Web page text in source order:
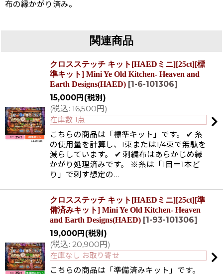
布の縁かがり済み。
関連商品
クロスステッチ キット[HAEDミニ][25ct][標
準キット] Mini Ye Old Kitchen- Heaven and
Earth Designs(HAED) [1-6-101306]
15,000円(税別)
(税込: 16,500円)
在庫数 1点
こちらの商品は「標準キット」です。 ✔ 糸
の使用量を計算し、1束または1/4束で無駄を
減らしています。 ✔ 刺繍布はあらかじめ縁
かがり処理済みです。 ※糸は「1目＝1本ど
り」で刺す想定の…
クロスステッチ キット[HAEDミニ][25ct][準
備済みキット] Mini Ye Old Kitchen- Heaven
and Earth Designs(HAED) [1-93-101306]
19,000円(税別)
(税込: 20,900円)
在庫なし お取り寄せ
こちらの商品は「準備済みキット」です。